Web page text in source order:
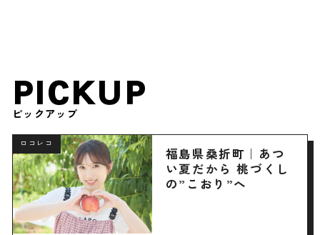
PICKUP
ピックアップ
ロコレコ
福島県桑折町｜あつ
い夏だから 桃づくし
の”こおり”へ